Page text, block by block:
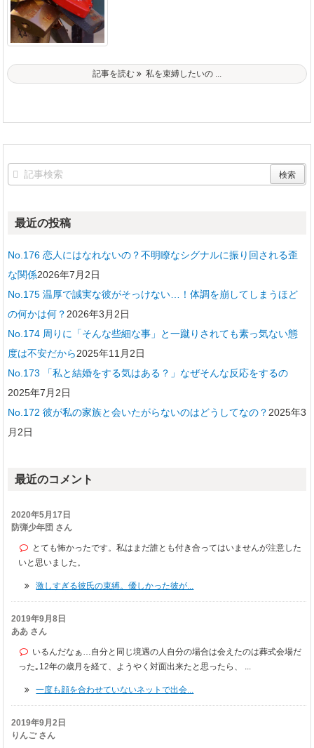
記事を読む 私を束縛したいの ...
最近の投稿
No.176 恋人にはなれないの？不明瞭なシグナルに振り回される歪
な関係2026年7月2日
No.175 温厚で誠実な彼がそっけない…！体調を崩してしまうほど
の何かは何？ 2026年3月2日
No.174 周りに「そんな些細な事」と一蹴りされても素っ気ない態
度は不安だから2025年11月2日
No.173 「私と結婚をする気はある？」なぜそんな反応をするの
2025年7月2日
No.172 彼が私の家族と会いたがらないのはどうしてなの？ 2025年3
月2日
最近のコメント
2020年5月17日
防弾少年団 さん
とても怖かったです。私はまだ誰とも付き合ってはいませんが注意した
いと思いました。
激しすぎる彼氏の束縛。優しかった彼が...
2019年9月8日
ああ さん
いるんだなぁ…自分と同じ境遇の人自分の場合は会えたのは葬式会場だ
った｡12年の歳月を経て、ようやく対面出来たと思ったら、 ...
一度も顔を合わせていないネットで出会...
2019年9月2日
りんご さん